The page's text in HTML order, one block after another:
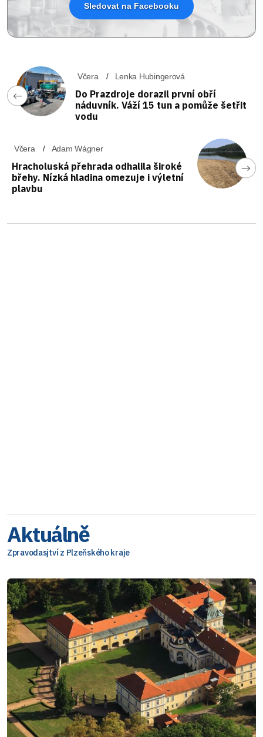
Sledovat na Facebooku
Včera Lenka Hubingerová
Do Prazdroje dorazil první obří
náduvník. Váží 15 tun a pomůže šetřit
vodu
Včera Adam Wágner
Hracholuská přehrada odhalila široké
břehy. Nízká hladina omezuje i výletní
plavbu
Aktuálně
Zpravodasjtví z Plzeňského kraje